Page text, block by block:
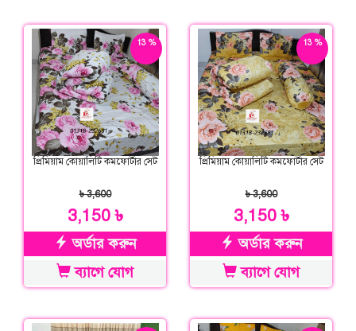
13 %
প্রিমিয়াম কোয়ালিটি কমফোর্টার সেট
৳ 3,600
3,150 ৳
অর্ডার করুন
ব্যাগে যোগ
13 %
প্রিমিয়াম কোয়ালিটি কমফোর্টার সেট
৳ 3,600
3,150 ৳
অর্ডার করুন
ব্যাগে যোগ